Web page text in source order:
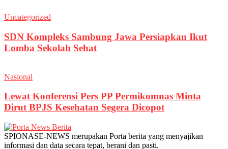
Uncategorized
SDN Kompleks Sambung Jawa Persiapkan Ikut
Lomba Sekolah Sehat
Nasional
Lewat Konferensi Pers PP Permikomnas Minta
Dirut BPJS Kesehatan Segera Dicopot
SPIONASE-NEWS merupakan Porta berita yang menyajikan
informasi dan data secara tepat, berani dan pasti.